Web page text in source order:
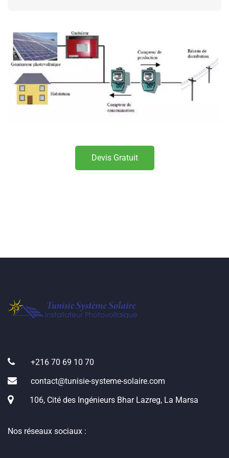
Devis Gratuit
+216 70 69 10 70
contact@tunisie-systeme-solaire.com
106, Cité des Ingénieurs Bhar Lazreg, La Marsa
Nos réseaux sociaux :